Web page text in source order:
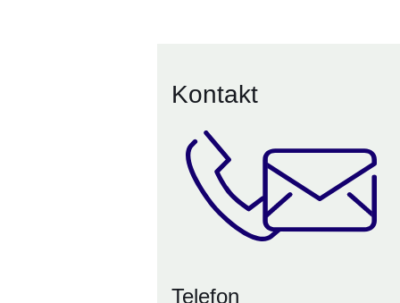
Kontakt
Telefon